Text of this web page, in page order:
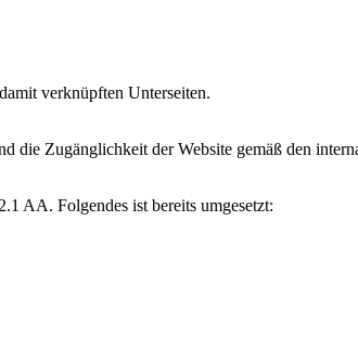
verknüpften Unterseiten.
die Zugänglichkeit der Website gemäß den
AA. Folgendes ist bereits umgesetzt: